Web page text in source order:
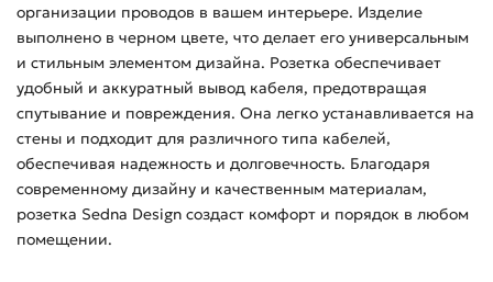
организации проводов в вашем интерьере. Изделие
выполнено в черном цвете, что делает его универсальным
и стильным элементом дизайна. Розетка обеспечивает
удобный и аккуратный вывод кабеля, предотвращая
спутывание и повреждения. Она легко устанавливается на
стены и подходит для различного типа кабелей,
обеспечивая надежность и долговечность. Благодаря
современному дизайну и качественным материалам,
розетка Sedna Design создаст комфорт и порядок в любом
помещении.